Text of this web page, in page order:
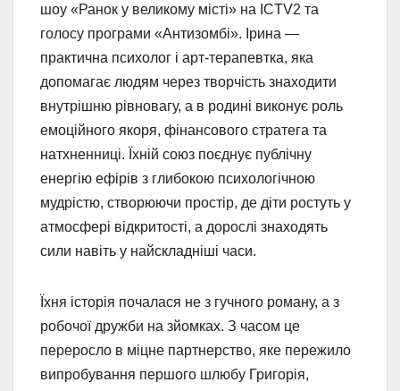
шоу «Ранок у великому місті» на ICTV2 та
голосу програми «Антизомбі». Ірина —
практична психолог і арт-терапевтка, яка
допомагає людям через творчість знаходити
внутрішню рівновагу, а в родині виконує роль
емоційного якоря, фінансового стратега та
натхненниці. Їхній союз поєднує публічну
енергію ефірів з глибокою психологічною
мудрістю, створюючи простір, де діти ростуть у
атмосфері відкритості, а дорослі знаходять
сили навіть у найскладніші часи.
Їхня історія почалася не з гучного роману, а з
робочої дружби на зйомках. З часом це
переросло в міцне партнерство, яке пережило
випробування першого шлюбу Григорія,